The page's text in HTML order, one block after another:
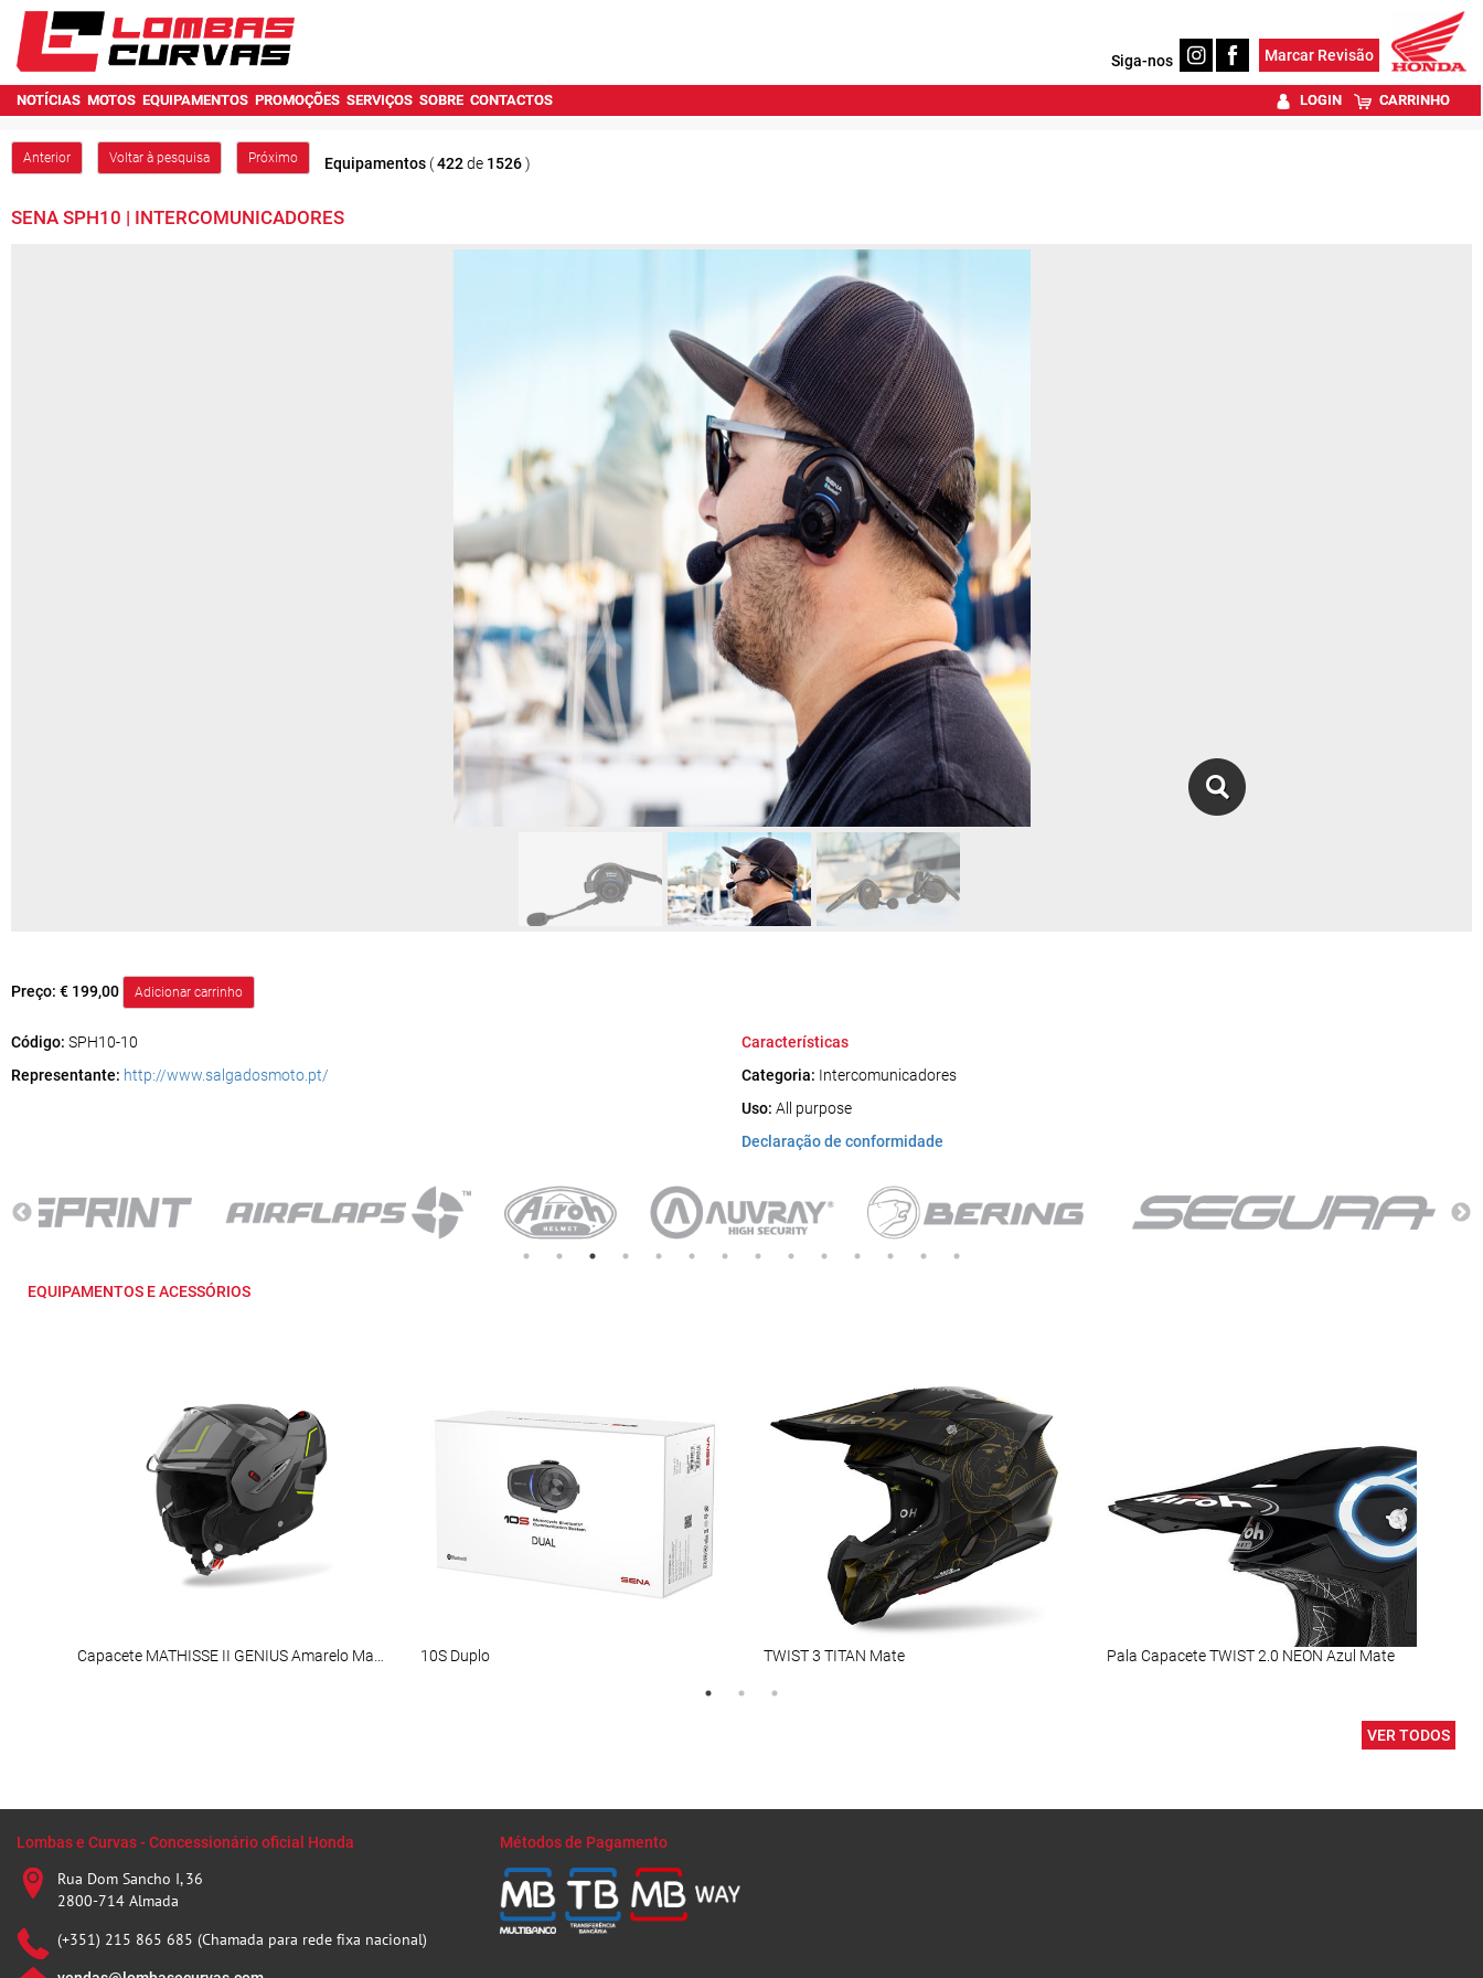
Siga-nos Marcar Revisão
NOTÍCIAS MOTOS EQUIPAMENTOS PROMOÇÕES SERVIÇOS SOBRE CONTACTOS LOGIN CARRINHO
Anterior Voltar à pesquisa Próximo Equipamentos (422de 1526)
SENA SPH10 | INTERCOMUNICADORES
Preço: € 199,00
Código: SPH10-10
Representante: http://www.salgadosmoto.pt/
Características
Categoria: Intercomunicadores
Uso: All purpose
Declaração de conformidade
EQUIPAMENTOS E ACESSÓRIOS
10S Duplo TWIST 3 TITAN Mate Pala Capacete TWIST 2.0 NEON Azul Mate
VER TODOS
Lombas e Curvas - Concessionário oficial Honda
Rua Dom Sancho I, 36
2800-714 Almada
(+351) 215 865 685 (Chamada para rede fixa nacional)
Métodos de Pagamento